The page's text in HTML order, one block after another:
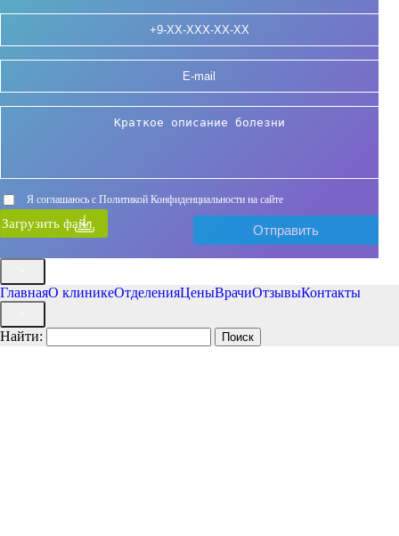
Я соглашаюсь с Политикой Конфиденциальности на сайте
Загрузить файл
ГлавнаяО клиникеОтделенияЦеныВрачиОтзывыКонтакты
Найти: